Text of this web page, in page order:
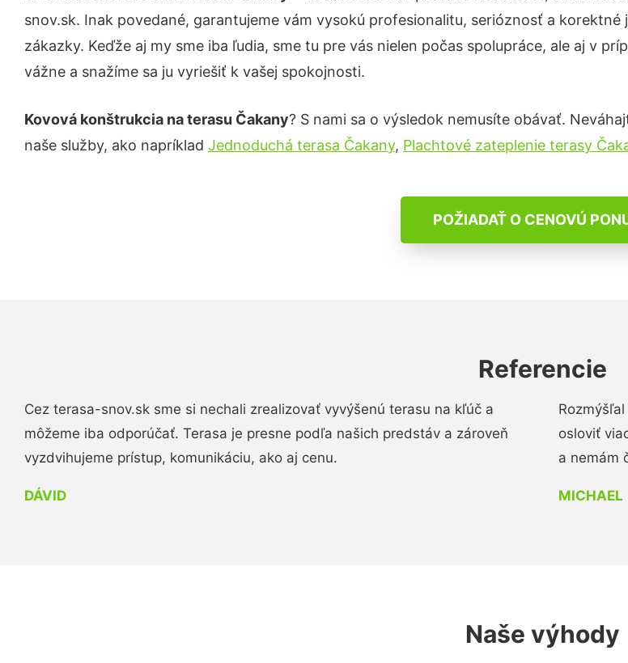
snov.sk. Inak povedané, garantujeme vám vysokú profesionalitu, serióznosť a
zákazky. Keďže aj my sme iba ľudia, sme tu pre vás nielen počas spolupráce, ale aj v
vážne a snažíme sa ju vyriešiť k vašej spokojnosti.
Kovová konštrukcia na terasu Čakany? S nami sa o výsledok nemusíte obávať.
naše služby, ako napríklad Jednoduchá terasa Čakany, Plachtové zateplenie terasy
POŽIADAŤ O CENOVÚ
Referencie
Cez terasa-snov.sk sme si nechali zrealizovať vyvýšenú terasu na kľúč a
môžeme iba odporúčať. Terasa je presne podľa našich predstáv a zároveň
vyzdvihujeme prístup, komunikáciu, ako aj cenu.
DÁVID
osloviť
a nemám
MICHAEL
Naše výhody